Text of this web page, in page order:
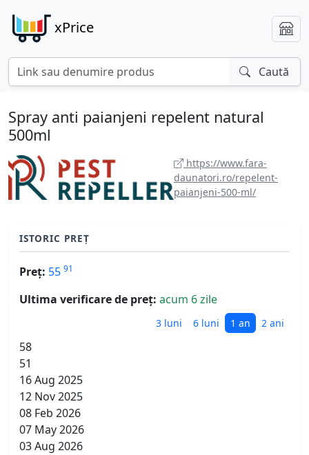
xPrice
Caută
Spray anti paianjeni repelent natural
500ml
https://www.fara-
daunatori.ro/repelent-
paianjeni-500-ml/
ISTORIC PREȚ
Preț: 55 91
Ultima verificare de preț: acum 6 zile
3 luni 6 luni 1 an 2 ani
58
51
16 Aug 2025
12 Nov 2025
08 Feb 2026
07 May 2026
03 Aug 2026